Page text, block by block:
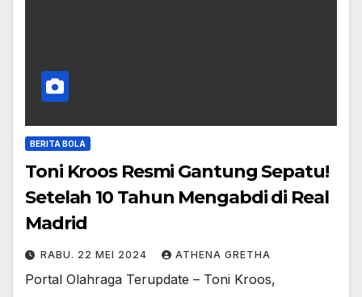
BERITA BOLA
Toni Kroos Resmi Gantung Sepatu!
Setelah 10 Tahun Mengabdi di Real
Madrid
RABU. 22 MEI 2024 ATHENA GRETHA
Portal Olahraga Terupdate – Toni Kroos,